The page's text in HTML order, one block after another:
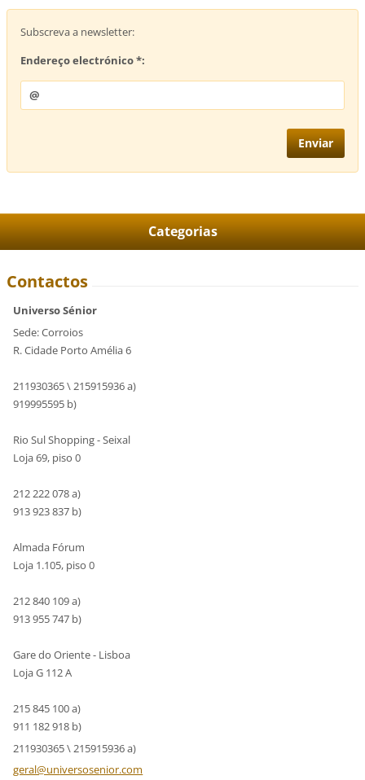
Subscreva a newsletter:
Endereço electrónico *:
Categorias
Contactos
Universo Sénior
Sede: Corroios
R. Cidade Porto Amélia 6
211930365 \ 215915936 a)
919995595 b)
Rio Sul Shopping - Seixal
Loja 69, piso 0
212 222 078 a)
913 923 837 b)
Almada Fórum
Loja 1.105, piso 0
212 840 109 a)
913 955 747 b)
Gare do Oriente - Lisboa
Loja G 112 A
215 845 100 a)
911 182 918 b)
211930365 \ 215915936 a)
geral@universosenior.com